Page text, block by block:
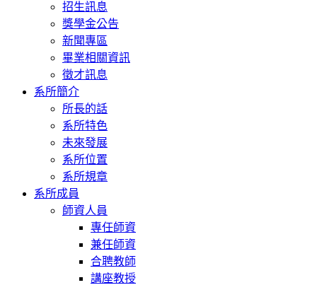
招生訊息
獎學金公告
新聞專區
畢業相關資訊
徵才訊息
系所簡介
所長的話
系所特色
未來發展
系所位置
系所規章
系所成員
師資人員
專任師資
兼任師資
合聘教師
講座教授